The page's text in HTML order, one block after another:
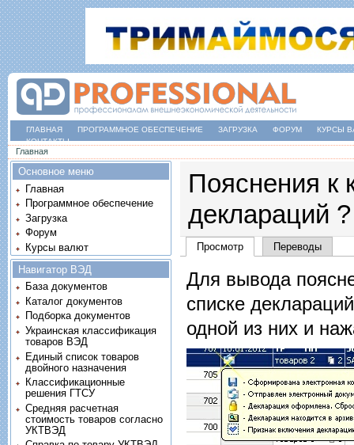
ГЛАВНАЯ ПРОГРАММНОЕ ОБЕСПЕЧЕНИЕ ЗАГРУЗКА ФОРУМ
КУРСЫ
КОНТАКТЫ
Вы здесь
Главная
Пояснения к
деклараций ?
Главные вкладки
Просмотр(активная вкладка)
Переводы
Для вывода
списке
одной из них и
Основное меню
Главная
Программное обеспечение
Загрузка
Форум
Курсы валют
Навигатор ВЭД
База документов
Каталог документов
Подборка документов
Украинская классификация
товаров ВЭД
Единый список товаров
двойного назначения
Классификационные
решения ГТСУ
Средняя расчетная
стоимость товаров согласно
УКТВЭД